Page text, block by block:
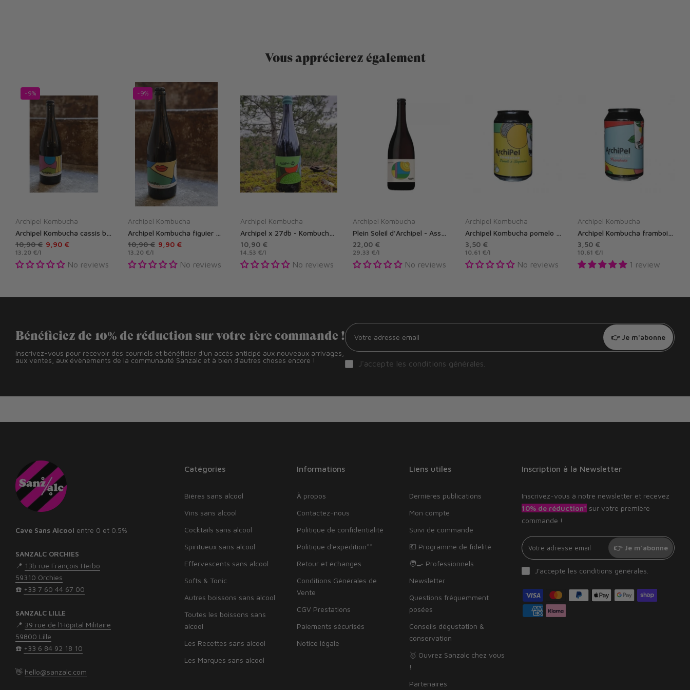
Vous apprécierez également
Archipel Kombucha
3,50 €
10,61 €/l
No reviews
Archipel Kombucha
3,50 €
10,61 €/l
1 review
-9%
Archipel Kombucha
10,90 € 9,90 €
13,20 €/l
No reviews
-9%
Archipel Kombucha
10,90 € 9,90 €
13,20 €/l
No reviews
Archipel Kombucha
10,90 €
14,53 €/l
No reviews
Archipel Kombucha
22,00 €
29,33 €/l
No reviews
Bénéficiez de 10% de réduction sur votre 1ère commande !
Inscrivez-vous pour recevoir des courriels et bénéficier d'un accès anticipé aux nouveaux arrivages,
aux ventes, aux évènements de la communauté Sanzalc et à bien d'autres choses encore !
👉 Je m'abonne
J'accepte les conditions générales
Cave Sans Alcool entre 0 et 0.5%
SANZALC ORCHIES
📍 13b rue François Herbo
59310 Orchies
☎️ +33 7 60 44 67 00
SANZALC LILLE
📍 39 rue de l'Hôpital Militaire
59800 Lille
☎️ ‭+33 6 84 92 18 10‬
👋 hello@sanzalc.com
Catégories
Bières sans alcool
Vins sans alcool
Cocktails sans alcool
Spiritueux sans alcool
Effervescents sans alcool
Softs & Tonic
Autres boissons sans alcool
Toutes les boissons sans
alcool
Les Recettes sans alcool
Les Marques sans alcool
Informations
À propos
Contactez-nous
Politique de confidentialité
Politique d'expédition**
Retour et échanges
Conditions Générales de
Vente
CGV Prestations
Paiements sécurisés
Notice légale
Liens utiles
Dernières publications
Mon compte
Suivi de commande
💶 Programme de fidélité
🧑‍🍳 Professionnels
Newsletter
Questions fréquemment
posées
Conseils dégustation &
conservation
🥇 Ouvrez Sanzalc chez vous
!
Partenaires
Inscription à la Newsletter
Inscrivez-vous à notre newsletter et recevez
10% de réduction* sur votre première
commande !
👉 Je m'abonne
J'accepte les conditions générales